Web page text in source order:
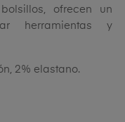
ofrecen un
herramientas y
2% elastano.